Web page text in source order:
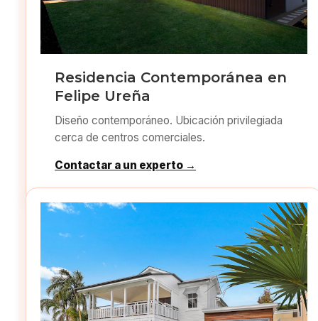
Residencia Contemporánea en
Felipe Ureña
Diseño contemporáneo. Ubicación privilegiada
cerca de centros comerciales.
Contactar a un experto →